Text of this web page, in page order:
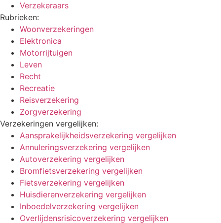
Verzekeraars
Rubrieken:
Woonverzekeringen
Elektronica
Motorrijtuigen
Leven
Recht
Recreatie
Reisverzekering
Zorgverzekering
Verzekeringen vergelijken:
Aansprakelijkheidsverzekering vergelijken
Annuleringsverzekering vergelijken
Autoverzekering vergelijken
Bromfietsverzekering vergelijken
Fietsverzekering vergelijken
Huisdierenverzekering vergelijken
Inboedelverzekering vergelijken
Overlijdensrisicoverzekering vergelijken